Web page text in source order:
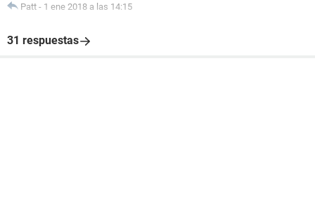
Patt - 1 ene 2018 a las 14:15
31 respuestas